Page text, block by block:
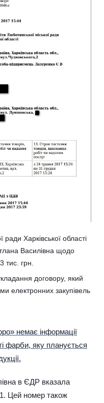
ради Харківської області
Василівна щодо
тис. грн.
договору, який
електронних закупівель
немає інформації
фарби, яку планується
в ЄДР вказала
Цей номер також